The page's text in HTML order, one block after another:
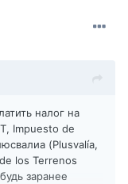
налог на
Impuesto de
(Plusvalía,
los Terrenos
заранее